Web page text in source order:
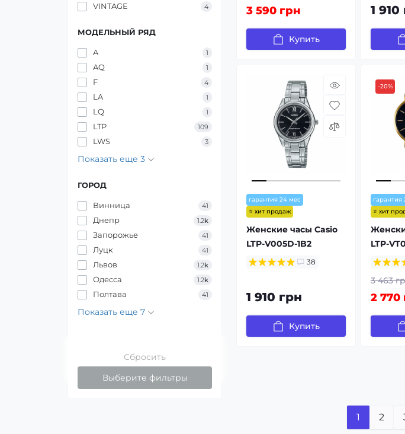
VINTAGE 4
МОДЕЛЬНЫЙ РЯД
A 1
AQ 1
F 4
LA 1
LQ 1
LTP 109
LWS 3
Показать еще 3
ГОРОД
Винница 41
Днепр 1.2k
Запорожье 41
Луцк 41
Львов 1.2k
Одесса 1.2k
Полтава 41
Показать еще 7
Сбросить
Выберите фильтры
3 590 грн
Купить
1 910
гарантия 24 мес
⭐ хит продаж
Женские часы Casio
LTP-V005D-1B2
38
1 910 грн
Купить
-20%
гарантия
⭐ хит
LTP-
3 463
2 770
1 2